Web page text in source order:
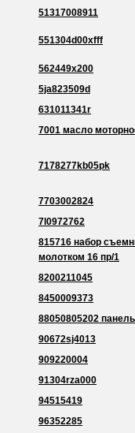
51317008911
551304d00xfff
562449x200
5ja823509d
631011341r
7001 масло
7178277kb05pk
7703002824
7l0972762
815716 набор
молотком 16 пр/1
8200211045
8450009373
88050805202
90672sj4013
909220004
91304rza000
94515419
96352285